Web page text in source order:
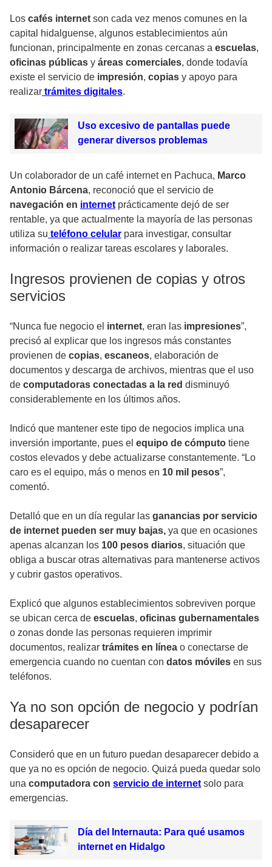
Los cafés internet son cada vez menos comunes en la
capital hidalguense, algunos establecimientos aún
funcionan, principalmente en zonas cercanas a escuelas,
oficinas públicas y áreas comerciales, donde todavía
existe el servicio de impresión, copias y apoyo para
realizar trámites digitales.
Uso excesivo de pantallas puede
generar diversos problemas
Un colaborador de un café internet en Pachuca, Marco
Antonio Bárcena, reconoció que el servicio de
navegación en internet prácticamente dejó de ser
rentable, ya que actualmente la mayoría de las personas
utiliza su teléfono celular para investigar, consultar
información o realizar tareas escolares y laborales.
Ingresos provienen de copias y otros
servicios
“Nunca fue negocio el internet, eran las impresiones”,
precisó al explicar que los ingresos más constantes
provienen de copias, escaneos, elaboración de
documentos y descarga de archivos, mientras que el uso
de computadoras conectadas a la red disminuyó
considerablemente en los últimos años.
Indicó que mantener este tipo de negocios implica una
inversión importante, pues el equipo de cómputo tiene
costos elevados y debe actualizarse constantemente. “Lo
caro es el equipo, más o menos en 10 mil pesos”,
comentó.
Detalló que en un día regular las ganancias por servicio
de internet pueden ser muy bajas, ya que en ocasiones
apenas alcanzan los 100 pesos diarios, situación que
obliga a buscar otras alternativas para mantenerse activos
y cubrir gastos operativos.
Explicó que algunos establecimientos sobreviven porque
se ubican cerca de escuelas, oficinas gubernamentales
o zonas donde las personas requieren imprimir
documentos, realizar trámites en línea o conectarse de
emergencia cuando no cuentan con datos móviles en sus
teléfonos.
Ya no son opción de negocio y podrían
desaparecer
Consideró que en un futuro puedan desaparecer debido a
que ya no es opción de negocio. Quizá pueda quedar solo
una computadora con servicio de internet solo para
emergencias.
Día del Internauta: Para qué usamos
internet en Hidalgo